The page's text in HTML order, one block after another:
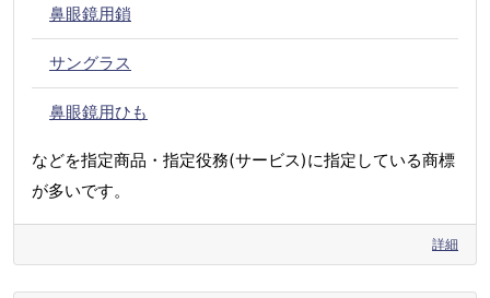
鼻眼鏡用鎖
サングラス
鼻眼鏡用ひも
などを指定商品・指定役務(サービス)に指定している商標
が多いです。
詳細